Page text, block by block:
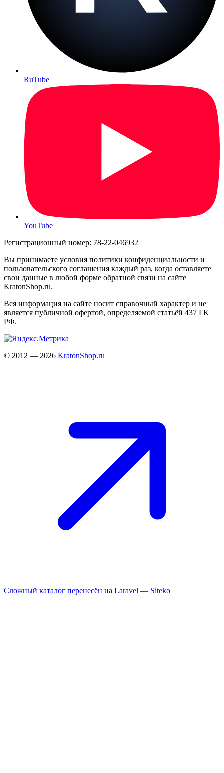
RuTube
YouTube
Регистрационный номер: 78-22-046932
Вы принимаете условия политики конфиденциальности и
пользовательского соглашения каждый раз, когда оставляете
свои данные в любой форме обратной связи на сайте
KratonShop.ru.
Вся информация на сайте носит справочный характер и не
является публичной офертой, определяемой статьёй 437 ГК
РФ.
© 2012 — 2026 KratonShop.ru
Сложный каталог перенесён на Laravel — Siteko